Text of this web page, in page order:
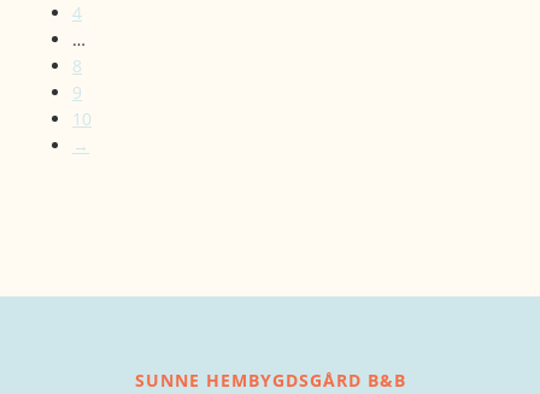
4
…
8
9
10
→
SUNNE HEMBYGDSGÅRD B&B